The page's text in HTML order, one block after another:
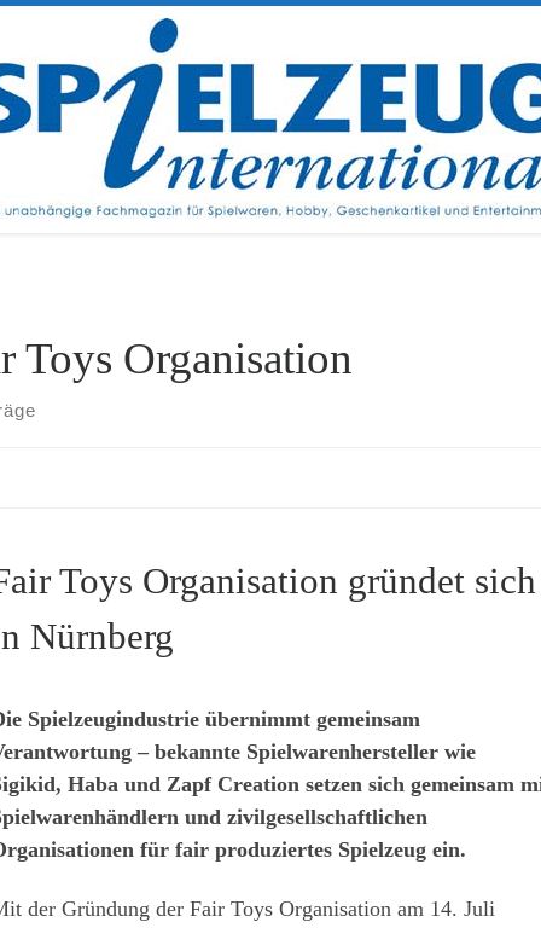
Toys Organisation
Toys Organisation gründet sich
Nürnberg
Spielzeugindustrie übernimmt gemeinsam
– bekannte Spielwarenhersteller wie
Haba und Zapf Creation setzen sich gemeinsam
und zivilgesellschaftlichen
für fair produziertes Spielzeug ein.
der Gründung der Fair Toys Organisation am 14. Juli